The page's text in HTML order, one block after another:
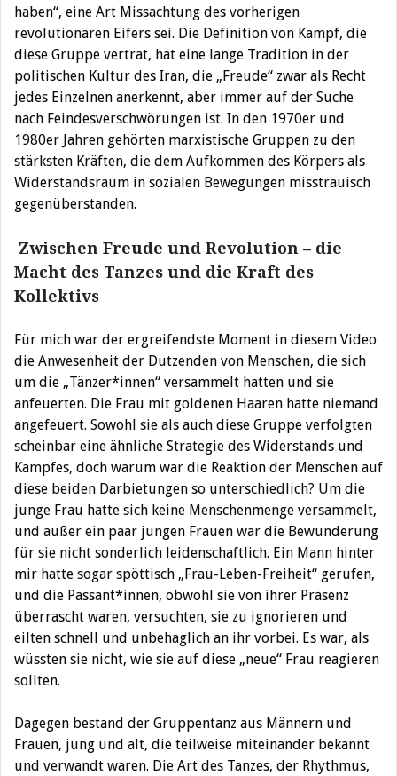
haben“, eine Art Missachtung des vorherigen
revolutionären Eifers sei. Die Definition von Kampf, die
diese Gruppe vertrat, hat eine lange Tradition in der
politischen Kultur des Iran, die „Freude“ zwar als Recht
jedes Einzelnen anerkennt, aber immer auf der Suche
nach Feindesverschwörungen ist. In den 1970er und
1980er Jahren gehörten marxistische Gruppen zu den
stärksten Kräften, die dem Aufkommen des Körpers als
Widerstandsraum in sozialen Bewegungen misstrauisch
gegenüberstanden.
Zwischen Freude und Revolution – die
Macht des Tanzes und die Kraft des
Kollektivs
Für mich war der ergreifendste Moment in diesem Video
die Anwesenheit der Dutzenden von Menschen, die sich
um die „Tänzer*innen“ versammelt hatten und sie
anfeuerten. Die Frau mit goldenen Haaren hatte niemand
angefeuert. Sowohl sie als auch diese Gruppe verfolgten
scheinbar eine ähnliche Strategie des Widerstands und
Kampfes, doch warum war die Reaktion der Menschen auf
diese beiden Darbietungen so unterschiedlich? Um die
junge Frau hatte sich keine Menschenmenge versammelt,
und außer ein paar jungen Frauen war die Bewunderung
für sie nicht sonderlich leidenschaftlich. Ein Mann hinter
mir hatte sogar spöttisch „Frau-Leben-Freiheit“ gerufen,
und die Passant*innen, obwohl sie von ihrer Präsenz
überrascht waren, versuchten, sie zu ignorieren und
eilten schnell und unbehaglich an ihr vorbei. Es war, als
wüssten sie nicht, wie sie auf diese „neue“ Frau reagieren
sollten.
Dagegen bestand der Gruppentanz aus Männern und
Frauen, jung und alt, die teilweise miteinander bekannt
und verwandt waren. Die Art des Tanzes, der Rhythmus,